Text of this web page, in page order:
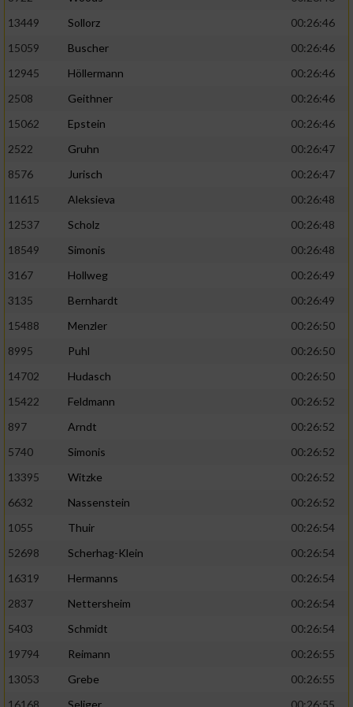
13449
Sollorz
00:26:46
15059
Buscher
00:26:46
12945
Höllermann
00:26:46
2508
Geithner
00:26:46
15062
Epstein
00:26:46
2522
Gruhn
00:26:47
8576
Jurisch
00:26:47
11615
Aleksieva
00:26:48
12537
Scholz
00:26:48
18549
Simonis
00:26:48
3167
Hollweg
00:26:49
3135
Bernhardt
00:26:49
15488
Menzler
00:26:50
8995
Puhl
00:26:50
14702
Hudasch
00:26:50
15422
Feldmann
00:26:52
897
Arndt
00:26:52
5740
Simonis
00:26:52
13395
Witzke
00:26:52
6632
Nassenstein
00:26:52
1055
Thuir
00:26:54
52698
Scherhag-Klein
00:26:54
16319
Hermanns
00:26:54
2837
Nettersheim
00:26:54
5403
Schmidt
00:26:54
19794
Reimann
00:26:55
13053
Grebe
00:26:55